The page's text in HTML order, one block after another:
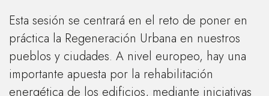
Esta sesión se centrará en el reto de poner en
práctica la Regeneración Urbana en nuestros
pueblos y ciudades. A nivel europeo, hay una
importante apuesta por la rehabilitación
energética de los edificios, mediante iniciativas